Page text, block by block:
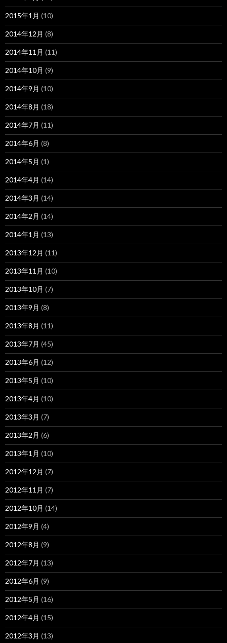
2015年1月 (10)
2014年12月 (8)
2014年11月 (11)
2014年10月 (9)
2014年9月 (10)
2014年8月 (18)
2014年7月 (11)
2014年6月 (8)
2014年5月 (1)
2014年4月 (14)
2014年3月 (14)
2014年2月 (14)
2014年1月 (13)
2013年12月 (11)
2013年11月 (10)
2013年10月 (7)
2013年9月 (8)
2013年8月 (11)
2013年7月 (45)
2013年6月 (12)
2013年5月 (10)
2013年4月 (10)
2013年3月 (7)
2013年2月 (6)
2013年1月 (10)
2012年12月 (7)
2012年11月 (7)
2012年10月 (14)
2012年9月 (4)
2012年8月 (9)
2012年7月 (13)
2012年6月 (9)
2012年5月 (16)
2012年4月 (15)
2012年3月 (13)